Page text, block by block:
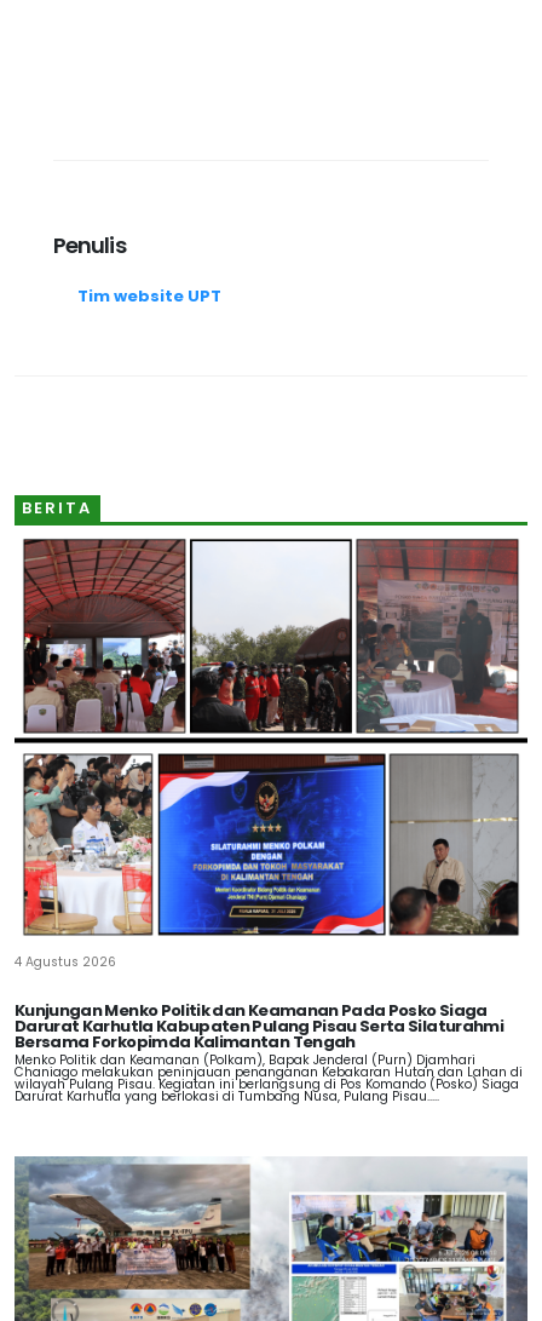
Penulis
Tim website UPT
BERITA
4 Agustus 2026
Kunjungan Menko Politik dan Keamanan Pada Posko Siaga
Darurat Karhutla Kabupaten Pulang Pisau Serta Silaturahmi
Bersama Forkopimda Kalimantan Tengah
Menko Politik dan Keamanan (Polkam), Bapak Jenderal (Purn) Djamhari
Chaniago melakukan peninjauan penanganan Kebakaran Hutan dan Lahan di
wilayah Pulang Pisau. Kegiatan ini berlangsung di Pos Komando (Posko) Siaga
Darurat Karhutla yang berlokasi di Tumbang Nusa, Pulang Pisau.....